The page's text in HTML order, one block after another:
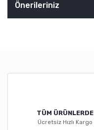
Önerileriniz
TÜM ÜRÜNLERDE
Ücretsiz Hızlı Kargo